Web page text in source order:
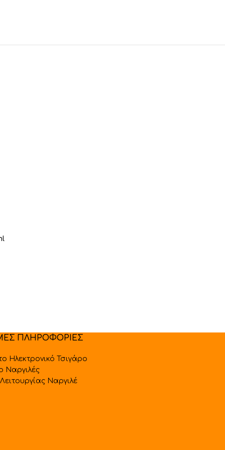
ΠΛΗΡΟΦΟΡΙΕΣ
Ηλεκτρονικό Τσιγάρο
Ναργιλές
Ναργιλέ